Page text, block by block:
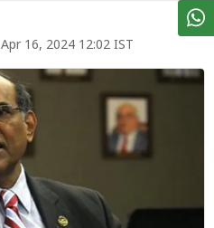
Apr 16, 2024 12:02 IST